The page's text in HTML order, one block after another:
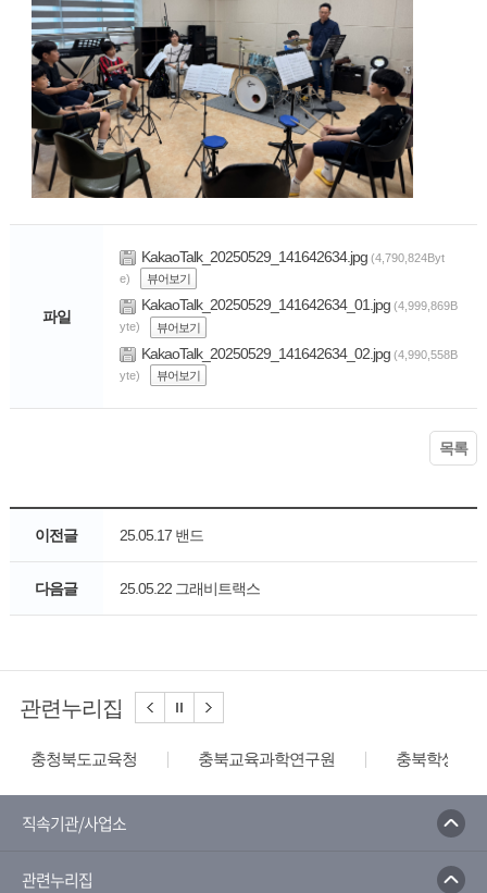
파일
KakaoTalk_20250529_141642634.jpg (4,790,824Byt
e)
뷰어보기
KakaoTalk_20250529_141642634_01.jpg (4,999,869B
yte)
뷰어보기
KakaoTalk_20250529_141642634_02.jpg (4,990,558B
yte)
뷰어보기
목록
이전글 25.05.17 밴드
다음글 25.05.22 그래비트랙스
관련누리집
충청북도교육청 충북교육과학연구원 충북학생교
직속기관/사업소
관련누리집